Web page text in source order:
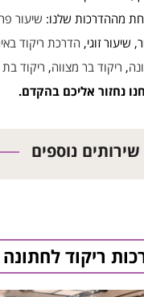
מההדרכות שלנו: שיעור
שיעור זוגי, הדרכת ריקוד
, ריקוד בר מצווה, ריקוד
נחזור אליכם בהקדם.
שירותים נוספים
ריקוד לחתונה